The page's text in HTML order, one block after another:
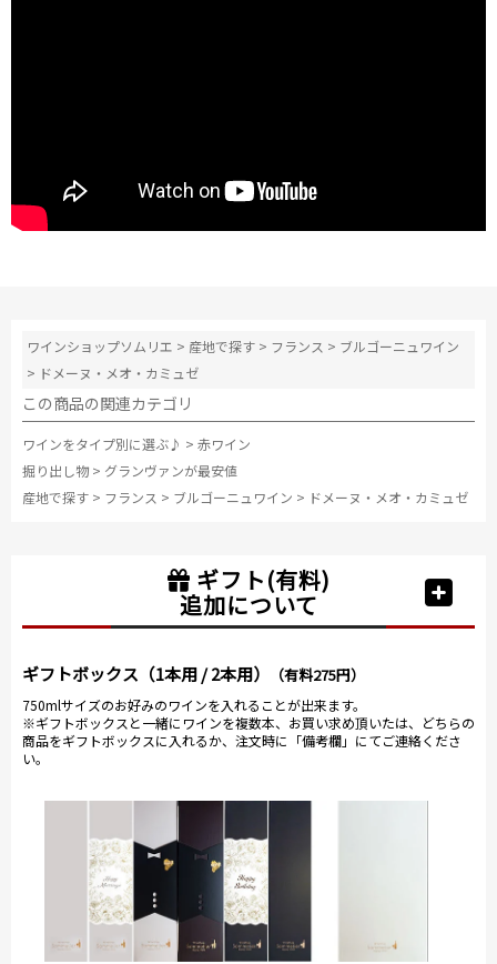
ワインショップソムリエ > 産地で探す > フランス > ブルゴーニュワイン
> ドメーヌ・メオ・カミュゼ
この商品の関連カテゴリ
ワインをタイプ別に選ぶ♪ > 赤ワイン
掘り出し物 > グランヴァンが最安値
産地で探す > フランス > ブルゴーニュワイン > ドメーヌ・メオ・カミュゼ
ギフト(有料)
追加について
ギフトボックス（1本用 / 2本用） （有料275円）
750mlサイズのお好みのワインを入れることが出来ます。
※ギフトボックスと一緒にワインを複数本、お買い求め頂いたは、どちらの
商品をギフトボックスに入れるか、注文時に「備考欄」にてご連絡くださ
い。